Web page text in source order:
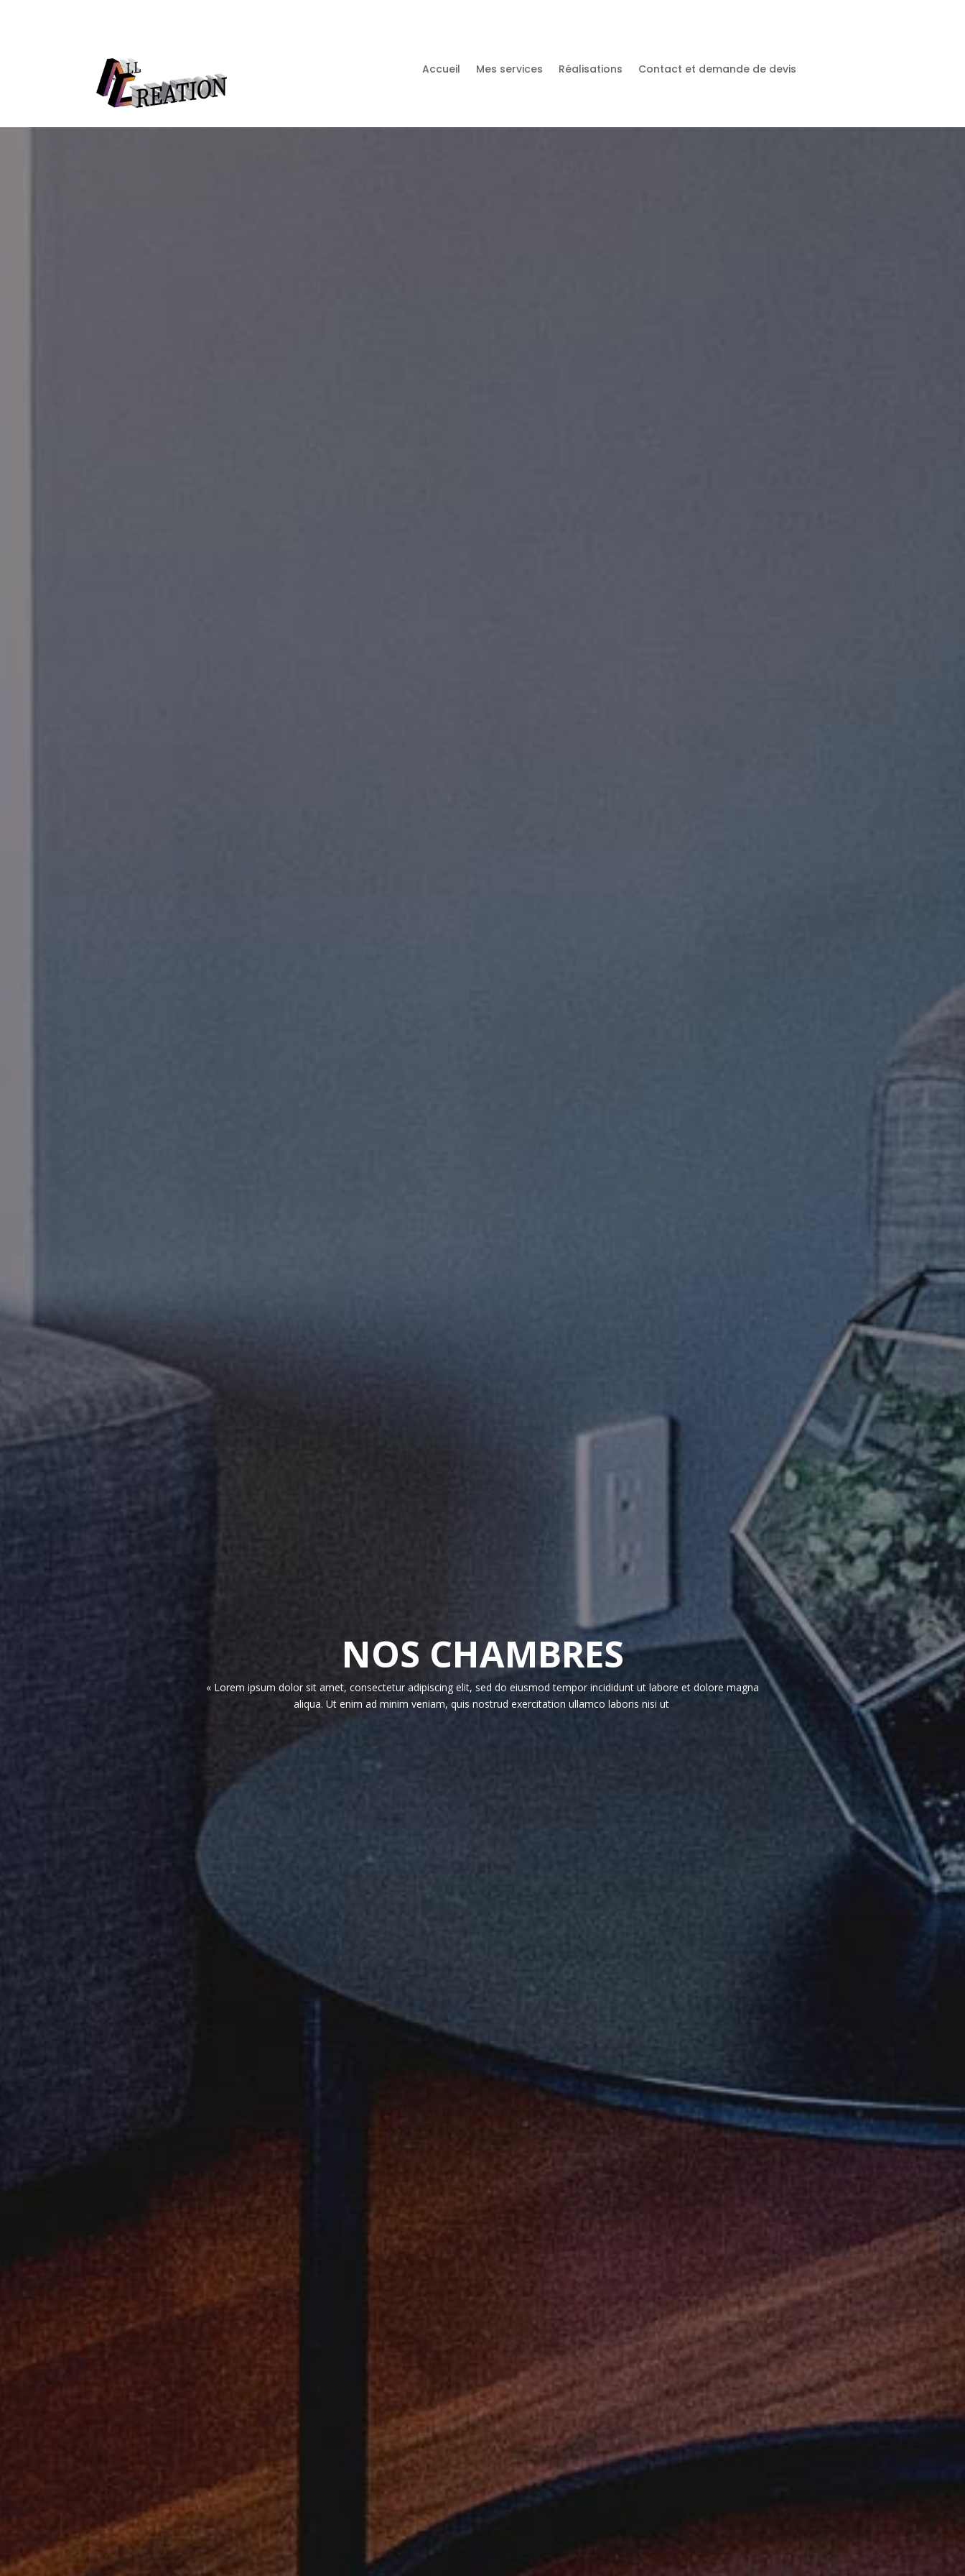
Accueil Mes services Réalisations Contact et demande de devis
NOS CHAMBRES
« Lorem ipsum dolor sit amet, consectetur adipiscing elit, sed do eiusmod tempor incididunt ut labore et dolore magna
aliqua. Ut enim ad minim veniam, quis nostrud exercitation ullamco laboris nisi ut